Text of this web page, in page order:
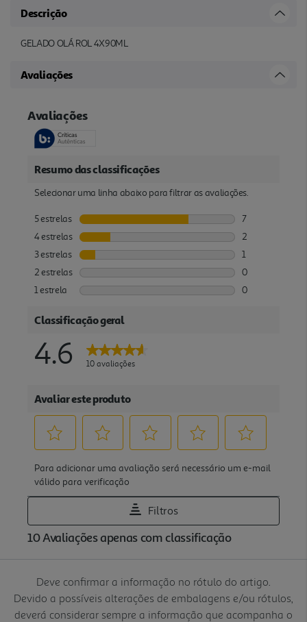
Descrição
GELADO OLÁ ROL 4X90ML
Avaliações
Deve confirmar a informação no rótulo do artigo.
Devido a possíveis alterações de embalagens e/ou rótulos,
deverá considerar sempre a informação que acompanha o